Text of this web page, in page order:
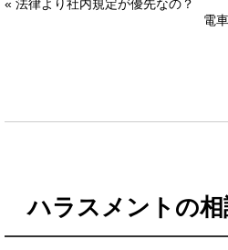
« 法律より社内規定が優先なの？
電
ハラスメントの相